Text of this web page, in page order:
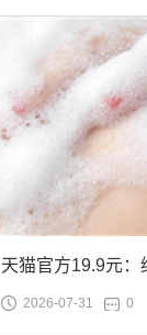
天猫官方19.9元：
皂2斤大促
2026-07-31 0